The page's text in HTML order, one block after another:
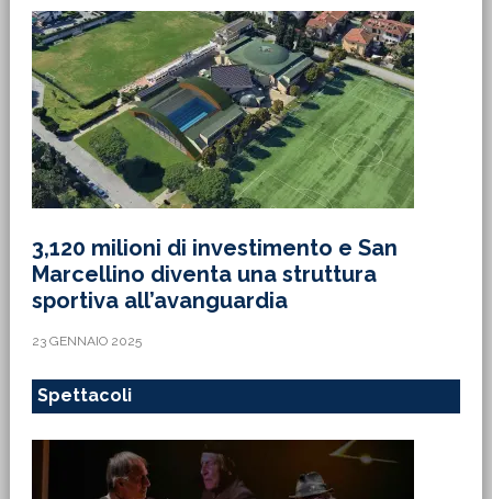
3,120 milioni di investimento e San
Marcellino diventa una struttura
sportiva all’avanguardia
23 GENNAIO 2025
Spettacoli